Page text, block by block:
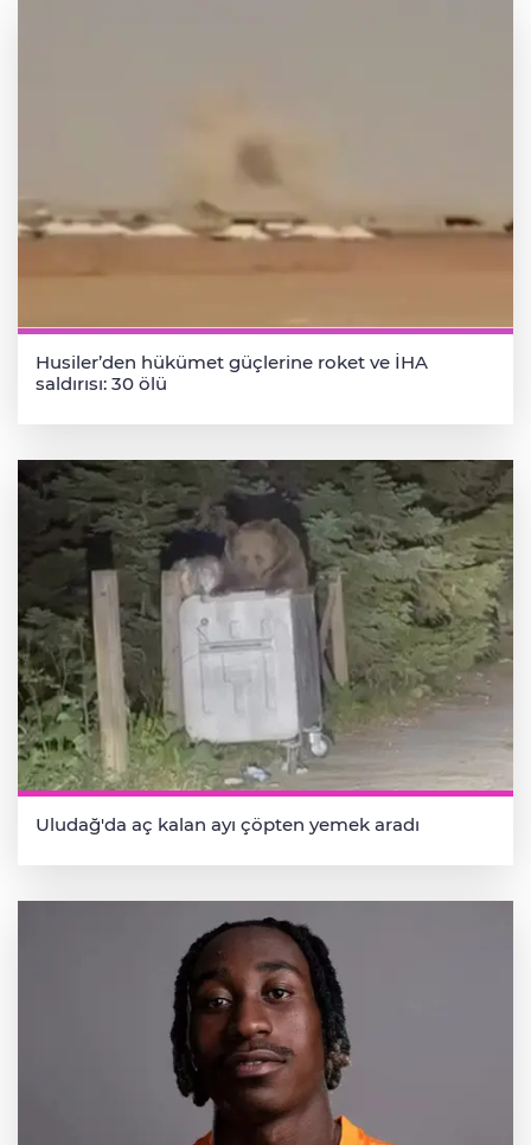
Husiler’den hükümet güçlerine roket ve İHA
saldırısı: 30 ölü
Uludağ'da aç kalan ayı çöpten yemek aradı